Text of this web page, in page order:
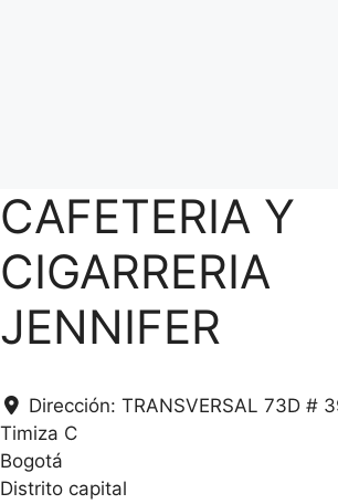
CAFETERIA Y
CIGARRERIA
JENNIFER
Dirección:TRANSVERSAL 73D #
Timiza C
Bogotá
Distrito capital